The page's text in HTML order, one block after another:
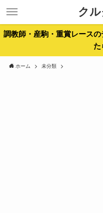
ク
調教師・産駒・重賞レース
た
ホーム 未分類